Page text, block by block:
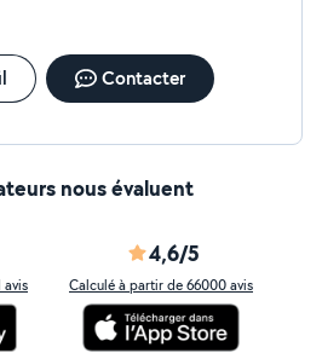
Contacter
nous évaluent
avis
4,6/5
Calculé à partir de 66000 avis